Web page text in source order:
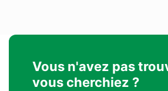
Vous n'avez pas
vous cherchiez ?